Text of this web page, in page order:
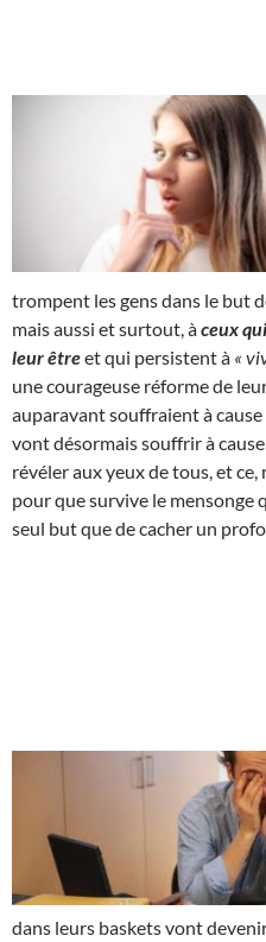
trompent les gens dans le but
mais aussi et surtout, àceux
leur êtreet qui persistent à «
une courageuse réforme de
auparavant souffraient à cause
vont désormais souffrir à
révéler aux yeux de tous, et
pour que survive le mensonge
seul but que de cacher un
dans leurs baskets vont